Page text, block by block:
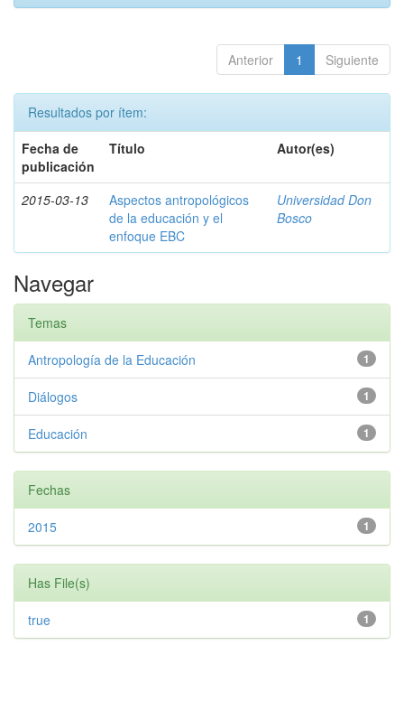
Anterior 1 Siguiente
Resultados por ítem:
Fecha de
publicación
Título Autor(es)
2015-03-13
Aspectos antropológicos
de la educación y el
enfoque EBC
Universidad Don
Bosco
Navegar
Temas
1
Antropología de la Educación
1
Diálogos
1
Educación
Fechas
1
2015
Has File(s)
1
true